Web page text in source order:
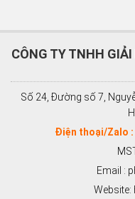
CÔNG TY TNHH
Số 24, Đường số 7,
Điện thoại/Zalo :
Email :